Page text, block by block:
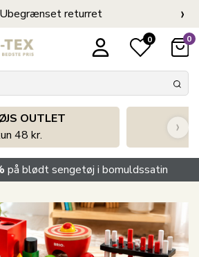
Ubegrænset returret ›
0 0
OUTLET
48 kr.
›
på blødt sengetøj i bomuldssatin